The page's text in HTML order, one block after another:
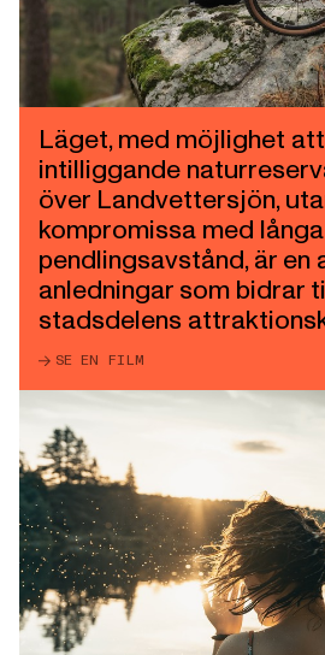
Läget, med möjlighet
intilliggande
över Landvettersjön,
kompromissa med långa
pendlingsavstånd, är en
anledningar som bidrar
stadsdelens
SE EN FILM